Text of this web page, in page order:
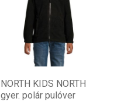
NORTH KIDS NORTH
gyer. polár pulóver